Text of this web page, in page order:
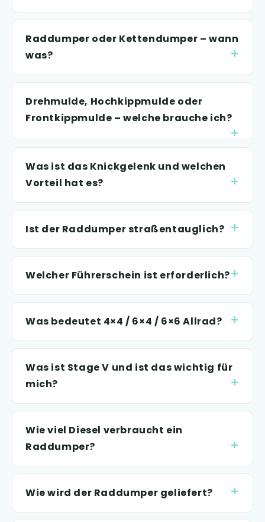
Raddumper oder Kettendumper – wann
was?
Drehmulde, Hochkippmulde oder
Frontkippmulde – welche brauche ich?
Was ist das Knickgelenk und welchen
Vorteil hat es?
Ist der Raddumper straßentauglich?
Welcher Führerschein ist erforderlich?
Was bedeutet 4×4 / 6×4 / 6×6 Allrad?
Was ist Stage V und ist das wichtig für
mich?
Wie viel Diesel verbraucht ein
Raddumper?
Wie wird der Raddumper geliefert?